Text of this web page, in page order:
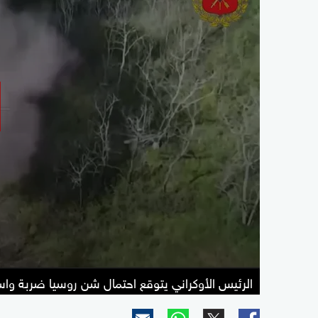
الرئيس الأوكراني يتوقع احتمال شن روسيا ضربة